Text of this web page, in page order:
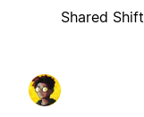
Shared Shift